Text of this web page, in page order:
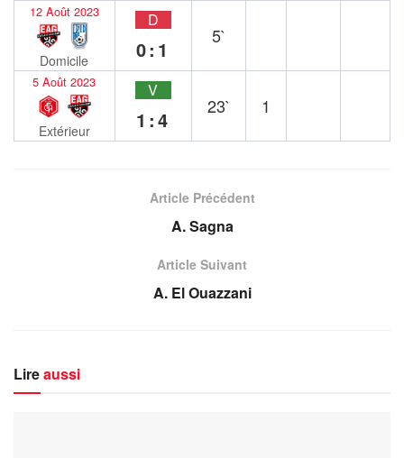
12 Août 2023
Domicile
D
0:1
5`
5 Août 2023
Extérieur
V
1:4
23` 1
Article Précédent
A. Sagna
Article Suivant
A. El Ouazzani
Lireaussi